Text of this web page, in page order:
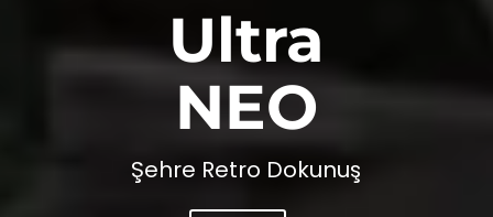
Ultra
NEO
Şehre Retro Dokunuş